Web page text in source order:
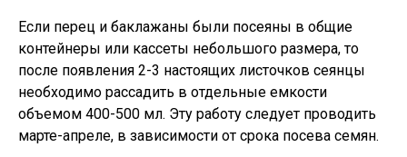
Если перец и баклажаны были посеяны в общие
контейнеры или кассеты небольшого размера, то
после появления 2-3 настоящих листочков сеянцы
необходимо рассадить в отдельные емкости
объемом 400-500 мл. Эту работу следует проводить
марте-апреле, в зависимости от срока посева семян.